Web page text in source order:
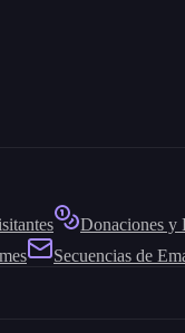
Donaciones y
Secuencias de